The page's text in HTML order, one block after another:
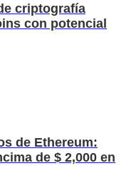
criptografía
con potencial
de Ethereum:
de $ 2,000 en